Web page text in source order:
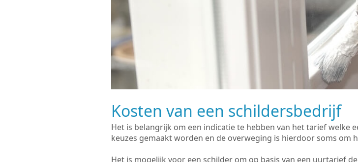
Kosten van een schildersbedrijf
Het is belangrijk om een indicatie te hebben van het tarief welke
keuzes gemaakt worden en de overweging is hierdoor soms om
Het is mogelijk voor een schilder om op basis van een uurtarief